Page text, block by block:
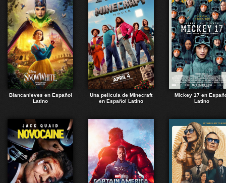
Blancanieves en Español
Latino
Una película de Minecraft
en Español Latino
Mickey 17 en
Latino